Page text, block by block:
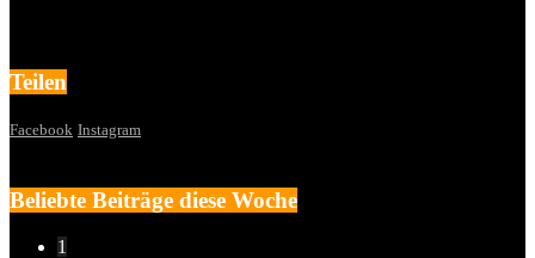
Teilen
Facebook Instagram
Beliebte Beiträge diese Woche
1